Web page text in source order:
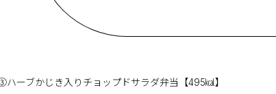
ーブかじき入りチョップドサラダ弁当【495㎉】